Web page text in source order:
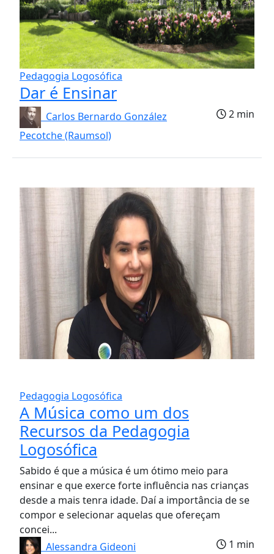
Pedagogia Logosófica
Dar é Ensinar
Carlos Bernardo González
Pecotche (Raumsol)
2 min
Pedagogia Logosófica
A Música como um dos
Recursos da Pedagogia
Logosófica
Sabido é que a música é um ótimo meio para
ensinar e que exerce forte influência nas crianças
desde a mais tenra idade. Daí a importância de se
compor e selecionar aquelas que ofereçam
concei...
Alessandra Gideoni
1 min